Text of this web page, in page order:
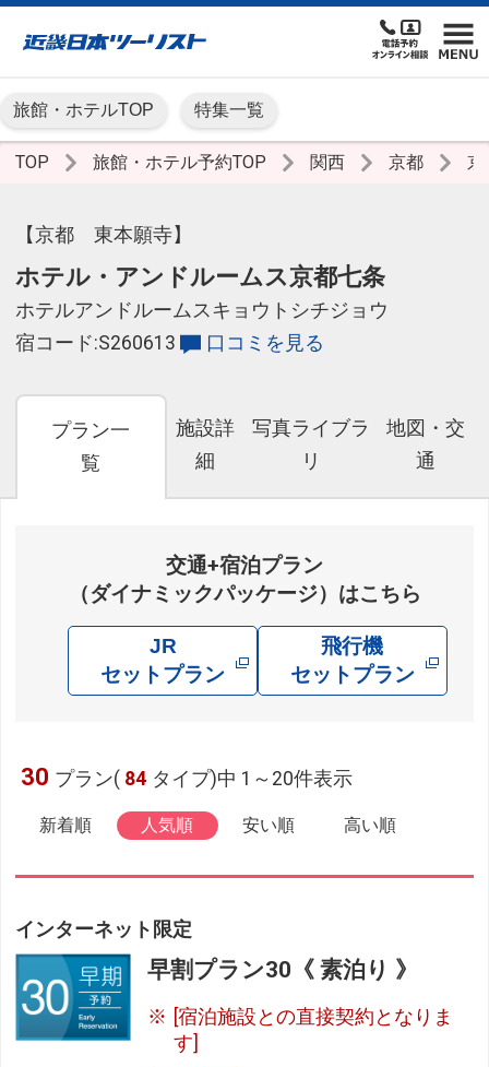
旅館・ホテルTOP 特集一覧
TOP 旅館・ホテル予約TOP 関西 京都 京
【京都 東本願寺】
ホテル・アンドルームス京都七条
ホテルアンドルームスキョウトシチジョウ
宿コード:S260613
口コミを見る
プラン一
覧
施設詳
細
写真ライブラ
リ
地図・交
通
交通+宿泊プラン
（ダイナミックパッケージ）はこちら
JR
セットプラン
飛行機
セットプラン
30 プラン( 84 タイプ)中 1～20件表示
新着順 人気順 安い順 高い順
インターネット限定
早割プラン30《 素泊り 》
[宿泊施設との直接契約となりま
す]